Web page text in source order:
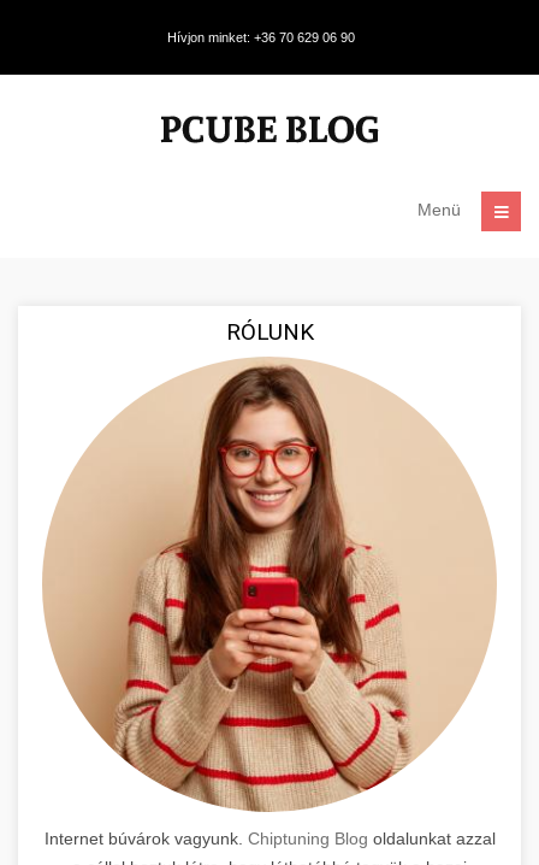
Hívjon minket: +36 70 629 06 90
Menü
RÓLUNK
Internet búvárok vagyunk. Chiptuning Blog oldalunkat azzal